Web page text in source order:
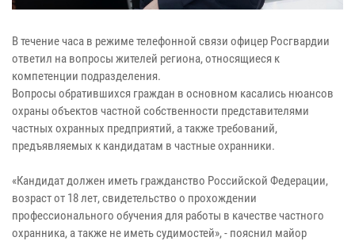
В течение часа в режиме телефонной связи офицер Росгвардии
ответил на вопросы жителей региона, относящиеся к
компетенции подразделения.
Вопросы обратившихся граждан в основном касались нюансов
охраны объектов частной собственности представителями
частных охранных предприятий, а также требований,
предъявляемых к кандидатам в частные охранники.
«Кандидат должен иметь гражданство Российской Федерации,
возраст от 18 лет, свидетельство о прохождении
профессионального обучения для работы в качестве частного
охранника, а также не иметь судимостей», - пояснил майор